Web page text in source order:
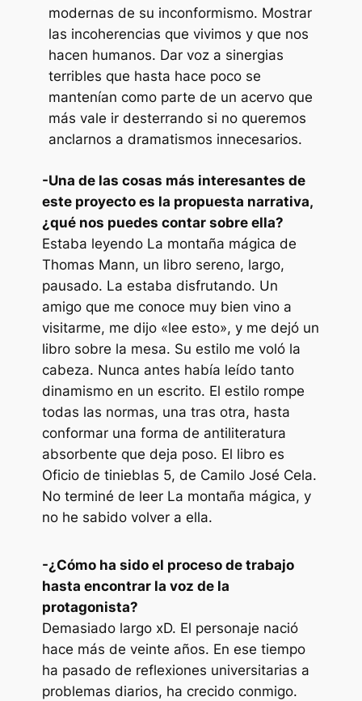
modernas de su inconformismo. Mostrar
las incoherencias que vivimos y que nos
hacen humanos. Dar voz a sinergias
terribles que hasta hace poco se
mantenían como parte de un acervo que
más vale ir desterrando si no queremos
anclarnos a dramatismos innecesarios.
-Una de las cosas más interesantes de
este proyecto es la propuesta narrativa,
¿qué nos puedes contar sobre ella?
Estaba leyendo La montaña mágica de
Thomas Mann, un libro sereno, largo,
pausado. La estaba disfrutando. Un
amigo que me conoce muy bien vino a
visitarme, me dijo «lee esto», y me dejó un
libro sobre la mesa. Su estilo me voló la
cabeza. Nunca antes había leído tanto
dinamismo en un escrito. El estilo rompe
todas las normas, una tras otra, hasta
conformar una forma de antiliteratura
absorbente que deja poso. El libro es
Oficio de tinieblas 5, de Camilo José Cela.
No terminé de leer La montaña mágica, y
no he sabido volver a ella.
-¿Cómo ha sido el proceso de trabajo
hasta encontrar la voz de la
protagonista?
Demasiado largo xD. El personaje nació
hace más de veinte años. En ese tiempo
ha pasado de reflexiones universitarias a
problemas diarios, ha crecido conmigo.